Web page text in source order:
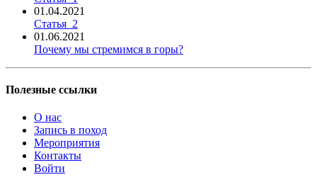
01.04.2021
Статья_2
01.06.2021
Почему мы стремимся в горы?
Полезные ссылки
О нас
Запись в поход
Мероприятия
Контакты
Войти